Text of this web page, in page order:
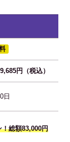
円（税込）
日
総額83,000円